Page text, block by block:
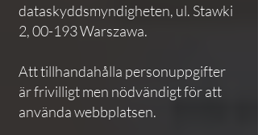
dataskyddsmyndigheten, ul. Stawki
2, 00-193 Warszawa.
Att tillhandahålla personuppgifter
är frivilligt men nödvändigt för att
använda webbplatsen.